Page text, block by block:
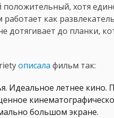
хотя
как
дотягивает до планки,
описала фильм так:
Идеальное летнее
большом экране.